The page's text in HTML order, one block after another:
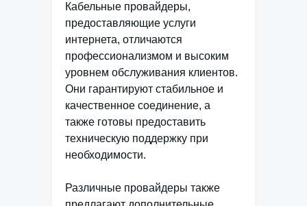
Кабельные провайдеры,
предоставляющие услуги
интернета, отличаются
профессионализмом и высоким
уровнем обслуживания клиентов.
Они гарантируют стабильное и
качественное соединение, а
также готовы предоставить
техническую поддержку при
необходимости.
Различные провайдеры также